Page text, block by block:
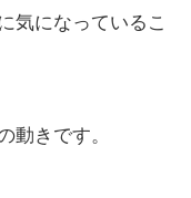
気になっているこ
動きです。